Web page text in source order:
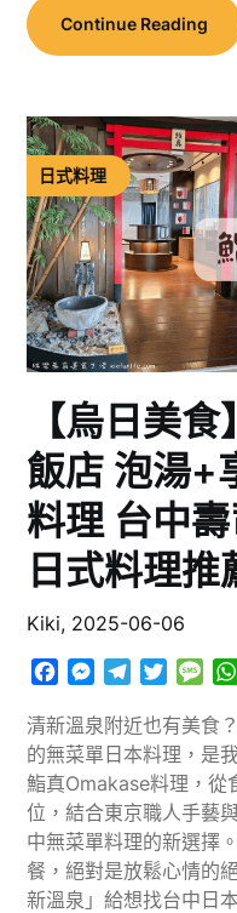
Continue Reading
日式料理
【烏日美
飯店 泡湯+
料理 台中
日式料理推
Kiki, 2025-06-06
Facebook
Messenger
TelegramTwitter
清新溫泉附近也有美食
的無菜單日本料理，是
鮨真Omakase料理，從
位，結合東京職人手藝
中無菜單料理的新選擇
餐，絕對是放鬆心情的
新溫泉」給想找台中日